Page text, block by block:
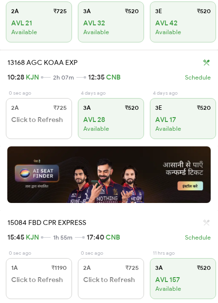
2A ₹725
AVL 21
Available
3A ₹520
AVL 32
Available
3E ₹520
AVL 42
Available
13168 AGC KOAA EXP
10:28 KJN 2h 07m 12:35CNB Schedule
0 sec ago
2A ₹725
Click to Refresh
4 days ago
3A ₹520
AVL 28
Available
4 days ago
3E ₹520
AVL 17
Available
15084 FBD CPR EXPRESS
15:45 KJN 1h 55m 17:40CNB Schedule
0 sec ago
1A ₹1190
Click to Refresh
0 sec ago
2A ₹725
Click to Refresh
11 hrs ago
3A ₹520
AVL 157
Available